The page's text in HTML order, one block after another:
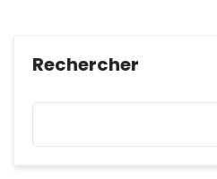
Rechercher